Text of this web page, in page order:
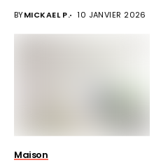
BYMICKAEL P. 10 JANVIER 2026
Maison